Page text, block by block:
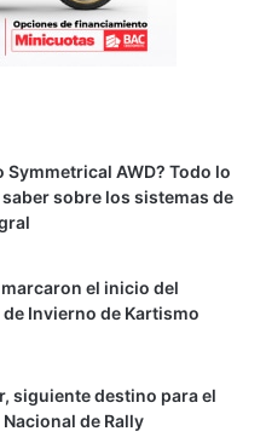
Symmetrical AWD? Todo lo
sobre los sistemas de
el inicio del
Invierno de Kartismo
siguiente destino para el
de Rally